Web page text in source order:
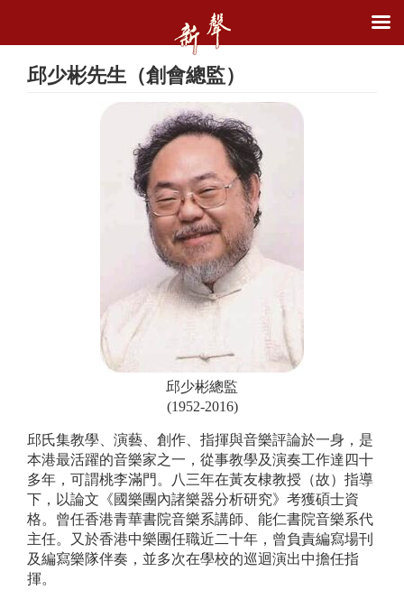
邱少彬先生（創會總監）
邱氏集教學、演藝、創作、指揮與音樂評論於一身，是
本港最活躍的音樂家之一，從事教學及演奏工作達四十
多年，可謂桃李滿門。八三年在黃友棣教授（故）指導
下，以論文《國樂團內諸樂器分析研究》考獲碩士資
格。曾任香港青華書院音樂系講師、能仁書院音樂系代
主任。又於香港中樂團任職近二十年，曾負責編寫場刊
及編寫樂隊伴奏，並多次在學校的巡迴演出中擔任指
揮。
邱少彬總監
(1952-2016)